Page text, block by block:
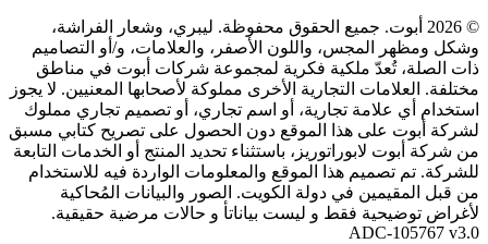
© 2026 أبوت. جميع الحقوق محفوظة. ليبري، وشعار الفراشة،
وشكل ومظهر المجس، واللون الأصفر، والعلامات، و/أو التصاميم
ذات الصلة، تُعدّ ملكية فكرية لمجموعة شركات أبوت في مناطق
مختلفة. العلامات التجارية الأخرى مملوكة لأصحابها المعنيين. لا يجوز
استخدام أي علامة تجارية، أو اسم تجاري، أو تصميم تجاري مملوك
لشركة أبوت على هذا الموقع دون الحصول على تصريح كتابي مسبق
من شركة أبوت لابوراتوريز، باستثناء تحديد المنتج أو الخدمات التابعة
للشركة. تم تصميم هذا الموقع والمعلومات الواردة فيه للاستخدام
من قبل المقيمين في دولة الكويت. الصور والبيانات المُحاكية
لأغراض توضيحية فقط و ليست بياناتأ و حالات مرضية حقيقية.
ADC-105767 v3.0